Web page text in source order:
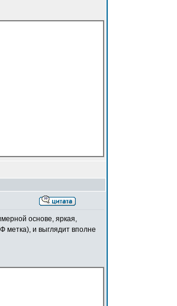
основе, яркая,
метка), и выглядит вполне